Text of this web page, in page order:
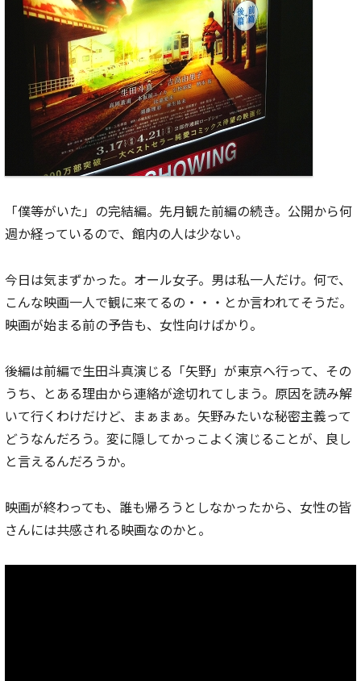
「僕等がいた」の完結編。先月観た前編の続き。公開から何
週か経っているので、館内の人は少ない。
今日は気まずかった。オール女子。男は私一人だけ。何で、
こんな映画一人で観に来てるの・・・とか言われてそうだ。
映画が始まる前の予告も、女性向けばかり。
後編は前編で生田斗真演じる「矢野」が東京へ行って、その
うち、とある理由から連絡が途切れてしまう。原因を読み解
いて行くわけだけど、まぁまぁ。矢野みたいな秘密主義って
どうなんだろう。変に隠してかっこよく演じることが、良し
と言えるんだろうか。
映画が終わっても、誰も帰ろうとしなかったから、女性の皆
さんには共感される映画なのかと。